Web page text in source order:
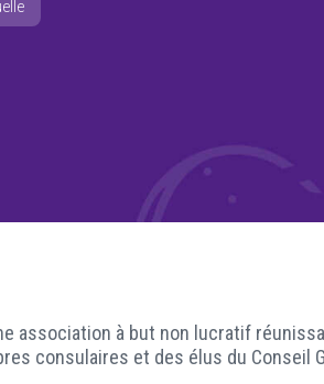
association à but non lucratif
consulaires et des élus du Conseil